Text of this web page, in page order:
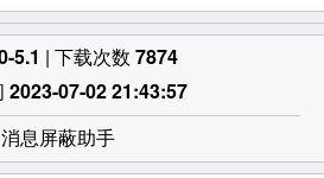
5.1 | 下载次数 7874
2023-07-02 21:43:57
消息屏蔽助手